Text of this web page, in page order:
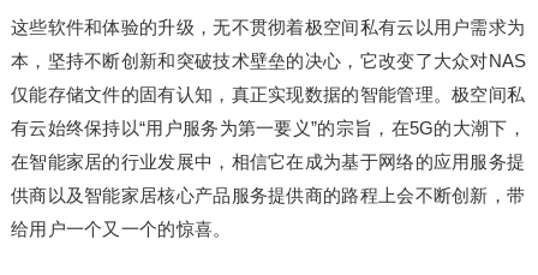
这些软件和体验的升级，无不贯彻着极空间私有云以用户需求为
本，坚持不断创新和突破技术壁垒的决心，它改变了大众对NAS
仅能存储文件的固有认知，真正实现数据的智能管理。极空间私
有云始终保持以“用户服务为第一要义”的宗旨，在5G的大潮下，
在智能家居的行业发展中，相信它在成为基于网络的应用服务提
供商以及智能家居核心产品服务提供商的路程上会不断创新，带
给用户一个又一个的惊喜。